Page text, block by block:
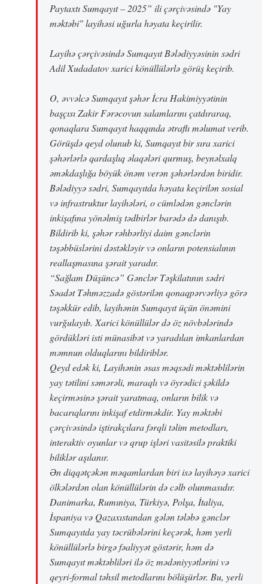
Paytaxtı Sumqayıt – 2025” ili çərçivəsində "Yay
məktəbi" layihəsi uğurla həyata keçirilir.
Layihə çərçivəsində Sumqayıt Bələdiyyəsinin sədri
Adil Xudadatov xarici könüllülərlə görüş keçirib.
O, əvvəlcə Sumqayıt şəhər İcra Hakimiyyətinin
başçısı Zakir Fərəcovun salamlarını çatdıraraq,
qonaqlara Sumqayıt haqqında ətraflı məlumat verib.
Görüşdə qeyd olunub ki, Sumqayıt bir sıra xarici
şəhərlərlə qardaşlıq əlaqələri qurmuş, beynəlxalq
əməkdaşlığa böyük önəm verən şəhərlərdən biridir.
Bələdiyyə sədri, Sumqayıtda həyata keçirilən sosial
və infrastruktur layihələri, o cümlədən gənclərin
inkişafına yönəlmiş tədbirlər barədə də danışıb.
Bildirib ki, şəhər rəhbərliyi daim gənclərin
təşəbbüslərini dəstəkləyir və onların potensialının
reallaşmasına şərait yaradır.
“Sağlam Düşüncə” Gənclər Təşkilatının sədri
Səadət Təhməzzadə göstərilən qonaqpərvərliyə görə
təşəkkür edib, layihənin Sumqayıt üçün önəmini
vurğulayıb. Xarici könüllülər də öz növbələrində
gördükləri isti münasibət və yaradılan imkanlardan
məmnun olduqlarını bildiriblər.
Qeyd edək ki, Layihənin əsas məqsədi məktəblilərin
yay tətilini səmərəli, maraqlı və öyrədici şəkildə
keçirməsinə şərait yaratmaq, onların bilik və
bacarıqlarını inkişaf etdirməkdir. Yay məktəbi
çərçivəsində iştirakçılara fərqli təlim metodları,
interaktiv oyunlar və qrup işləri vasitəsilə praktiki
biliklər aşılanır.
Ən diqqətçəkən məqamlardan biri isə layihəyə xarici
ölkələrdən olan könüllülərin də cəlb olunmasıdır.
Danimarka, Rumıniya, Türkiyə, Polşa, İtaliya,
İspaniya və Qazaxıstandan gələn tələbə gənclər
Sumqayıtda yay təcrübələrini keçərək, həm yerli
könüllülərlə birgə fəaliyyət göstərir, həm də
Sumqayıt məktəbliləri ilə öz mədəniyyətlərini və
qeyri-formal təhsil metodlarını bölüşürlər. Bu, yerli